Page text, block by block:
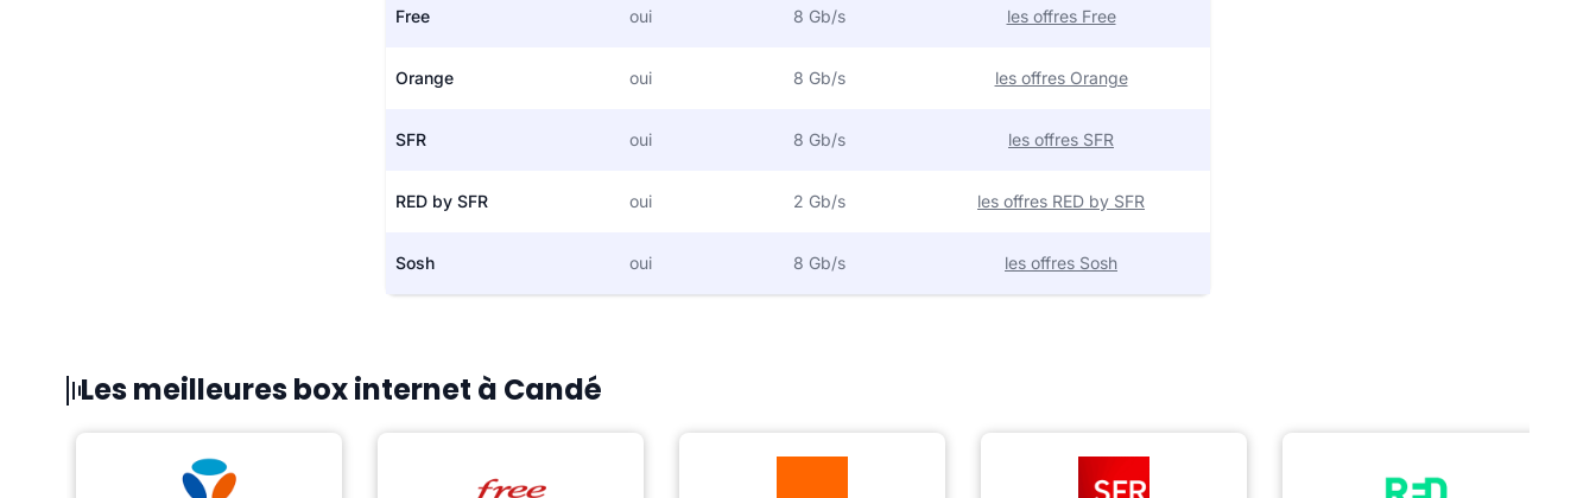
Free oui 8 Gb/s les offres Free
Orange oui 8 Gb/s les offres Orange
SFR oui 8 Gb/s les offres SFR
RED by SFR oui 2 Gb/s les offres RED by SFR
Sosh oui 8 Gb/s les offres Sosh
Les meilleures box internet à Candé